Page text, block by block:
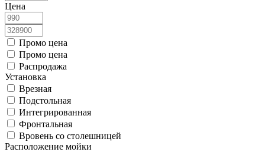
Цена
Промо цена
Промо цена
Распродажа
Установка
Врезная
Подстольная
Интегрированная
Фронтальная
Вровень со столешницей
Расположение мойки